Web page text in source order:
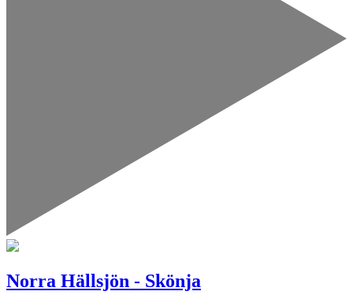
Norra Hällsjön - Skönja